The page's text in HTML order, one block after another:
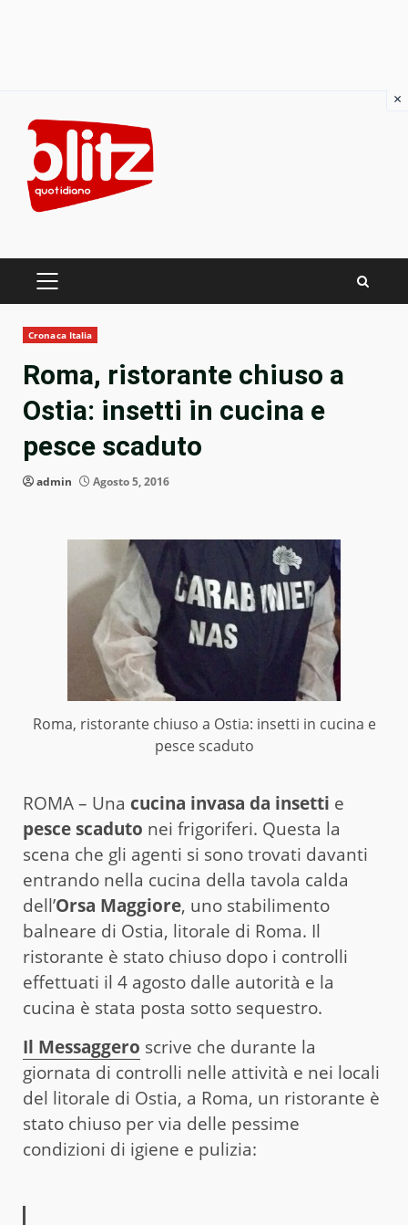
content
PRIMARY
Cronaca Italia
Roma, ristorante chiuso a
Ostia: insetti in cucina e
pesce scaduto
admin Agosto 5, 2016
Roma, ristorante chiuso a Ostia: insetti in cucina e
pesce scaduto
ROMA – Una cucina invasa da insetti e
pesce scaduto nei frigoriferi. Questa la
scena che gli agenti si sono trovati davanti
entrando nella cucina della tavola calda
dell’Orsa Maggiore, uno stabilimento
balneare di Ostia, litorale di Roma. Il
ristorante è stato chiuso dopo i controlli
effettuati il 4 agosto dalle autorità e la
cucina è stata posta sotto sequestro.
Il Messaggero scrive che durante la
giornata di controlli nelle attività e nei locali
del litorale di Ostia, a Roma, un ristorante è
stato chiuso per via delle pessime
condizioni di igiene e pulizia:
×